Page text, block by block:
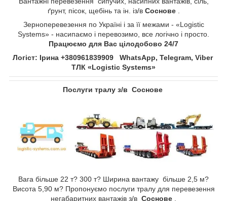
ґрунт, пісок, щебінь та ін. із/в Соснове​​​​​​​ .
Зерноперевезення по Україні і за її межами - «Logistic
Systems» - насипаємо і перевозимо, все логічно і просто.
Працюємо для Вас цілодобово 24/7
Логіст: Ірина +380961839909 WhatsApp, Telegram, Viber
ТЛК «Logistic Systems»
Послуги тралу з/в Соснове​​​​​​​
Вага більше 22 т? 300 т? Ширина вантажу більше 2,5 м?
Висота 5,90 м? Пропонуємо послуги тралу для перевезення
негабаритних вантажів з/в Соснове​​​​​​​